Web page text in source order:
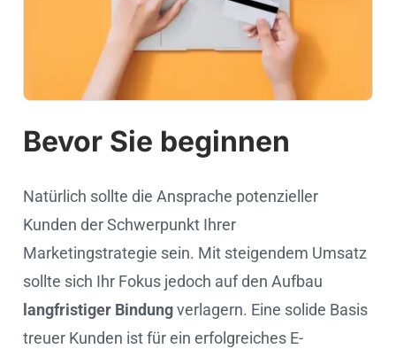
Bevor Sie beginnen
Natürlich sollte die Ansprache potenzieller
Kunden der Schwerpunkt Ihrer
Marketingstrategie sein. Mit steigendem Umsatz
sollte sich Ihr Fokus jedoch auf den Aufbau
langfristiger Bindungverlagern. Eine solide Basis
treuer Kunden ist für ein erfolgreiches E-